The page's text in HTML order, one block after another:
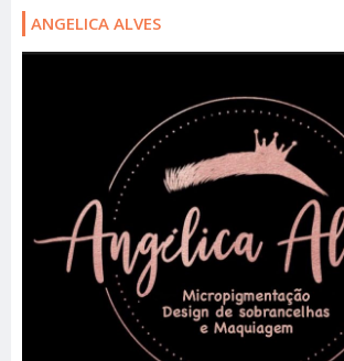
ANGELICA ALVES